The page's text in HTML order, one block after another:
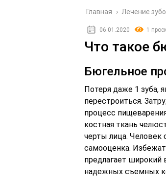
Главная › Лечение
06.01.2020 1
Что такое
Бюгельное
Потеря даже 1 зуба,
перестроиться.
процесс
костная ткань
черты лица. Человек
самооценка.
предлагает
надежных съемных